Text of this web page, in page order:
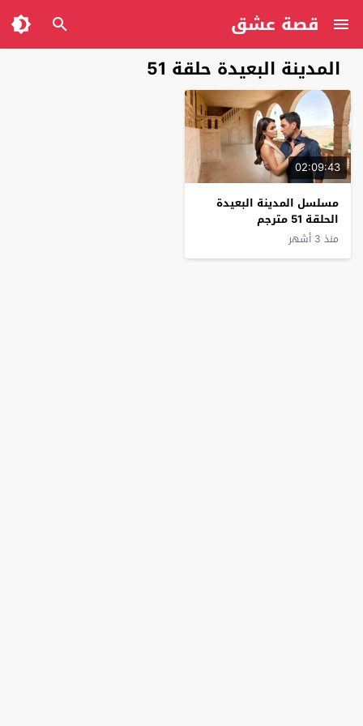
قصة عشق
المدينة البعيدة حلقة 51
02:09:43
مسلسل المدينة البعيدة
الحلقة 51 مترجم
منذ 3 أشهر